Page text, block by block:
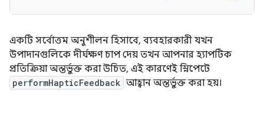
একটি সর্বোত্তম অনুশীলন হিসাবে, ব্যবহারকারী যখন
উপাদানগুলিকে দীর্ঘক্ষণ চাপ দেয় তখন আপনার হ্যাপটিক
প্রতিক্রিয়া অন্তর্ভুক্ত করা উচিত, এই কারণেই স্নিপেটে
performHapticFeedback আহ্বান অন্তর্ভুক্ত করা হয়।